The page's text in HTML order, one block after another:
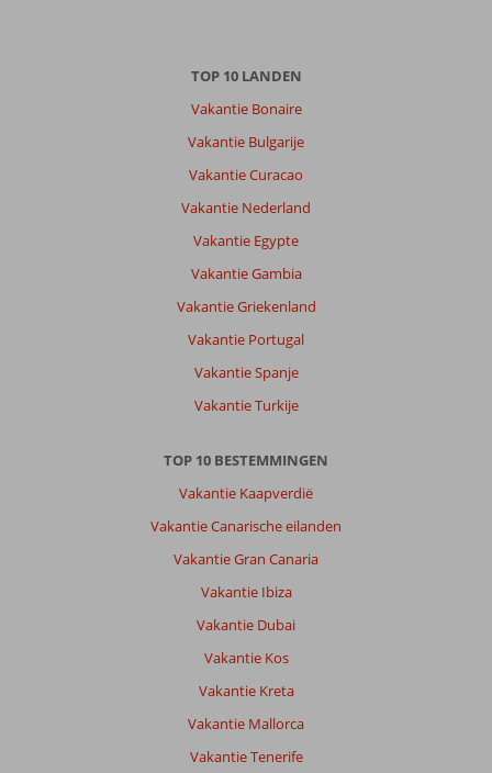
TOP 10 LANDEN
Vakantie Bonaire
Vakantie Bulgarije
Vakantie Curacao
Vakantie Nederland
Vakantie Egypte
Vakantie Gambia
Vakantie Griekenland
Vakantie Portugal
Vakantie Spanje
Vakantie Turkije
TOP 10 BESTEMMINGEN
Vakantie Kaapverdië
Vakantie Canarische eilanden
Vakantie Gran Canaria
Vakantie Ibiza
Vakantie Dubai
Vakantie Kos
Vakantie Kreta
Vakantie Mallorca
Vakantie Tenerife